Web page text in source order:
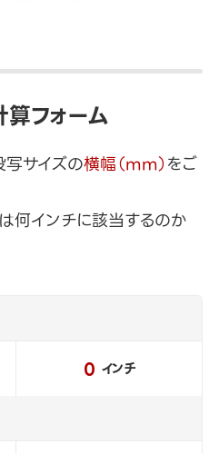
フォーム
サイズの横幅（mm）をご
何インチに該当するのか
0 インチ